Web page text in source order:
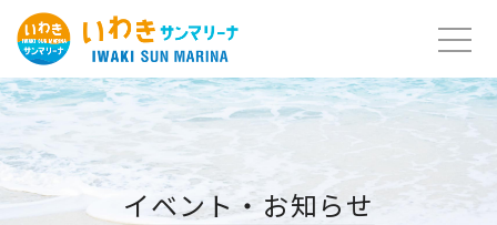
Skip
content
イベント・お知らせ